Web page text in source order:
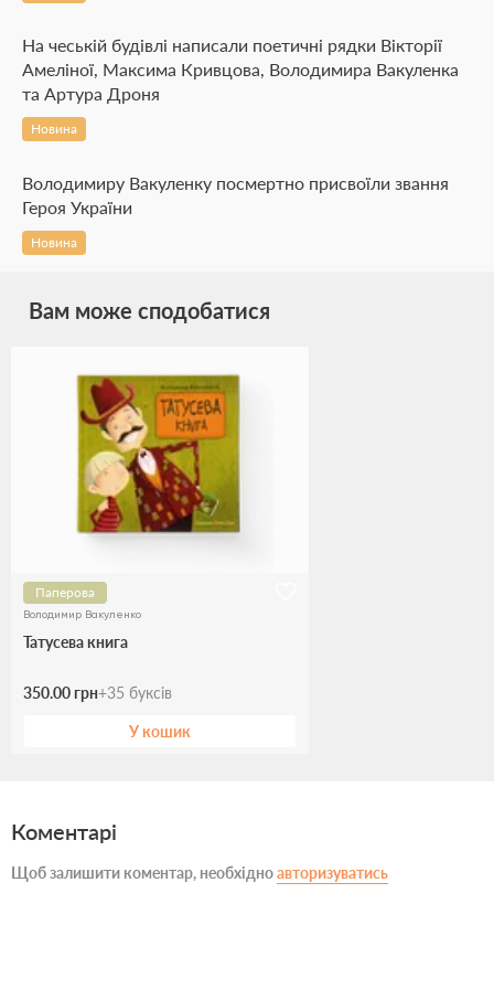
На чеській будівлі написали поетичні рядки Вікторії
Амеліної, Максима Кривцова, Володимира Вакуленка
та Артура Дроня
Новина
Володимиру Вакуленку посмертно присвоїли звання
Героя України
Новина
Вам може сподобатися
Паперова
Володимир Вакуленко
Татусева книга
350.00 грн+35 буксів
У кошик
Коментарі
Щоб залишити коментар, необхідноавторизуватись